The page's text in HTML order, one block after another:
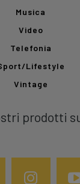
Musica
Video
Telefonia
Lifestyle
Vintage
prodotti